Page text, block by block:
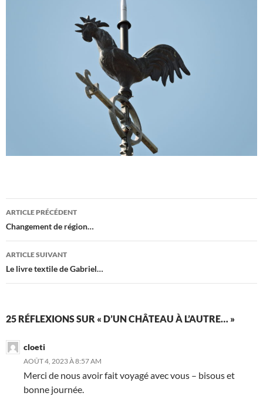
Navigation
des
articles
ARTICLE PRÉCÉDENT
Changement de région…
ARTICLE SUIVANT
Le livre textile de Gabriel…
25 RÉFLEXIONS SUR « D’UN CHÂTEAU À L’AUTRE… »
cloeti
AOÛT 4, 2023 À 8:57 AM
Merci de nous avoir fait voyagé avec vous – bisous et
bonne journée.